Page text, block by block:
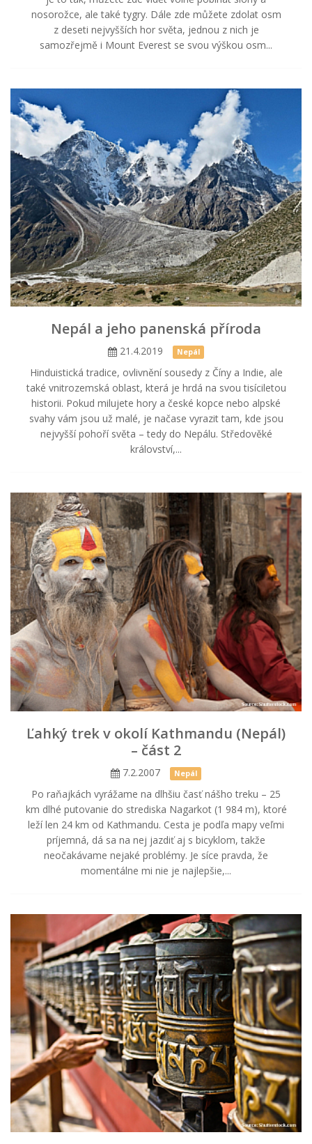
nosorožce, ale také tygry. Dále zde můžete zdolat osm
z deseti nejvyšších hor světa, jednou z nich je
samozřejmě i Mount Everest se svou výškou osm...
Nepál a jeho panenská příroda
21.4.2019 Nepál
Hinduistická tradice, ovlivnění sousedy z Číny a Indie, ale
také vnitrozemská oblast, která je hrdá na svou tisíciletou
historii. Pokud milujete hory a české kopce nebo alpské
svahy vám jsou už malé, je načase vyrazit tam, kde jsou
nejvyšší pohoří světa – tedy do Nepálu. Středověké
království,...
Ľahký trek v okolí Kathmandu (Nepál)
– část 2
7.2.2007 Nepál
Po raňajkách vyrážame na dlhšiu časť nášho treku – 25
km dlhé putovanie do strediska Nagarkot (1 984 m), ktoré
leží len 24 km od Kathmandu. Cesta je podľa mapy veľmi
príjemná, dá sa na nej jazdiť aj s bicyklom, takže
neočakávame nejaké problémy. Je síce pravda, že
momentálne mi nie je najlepšie,...